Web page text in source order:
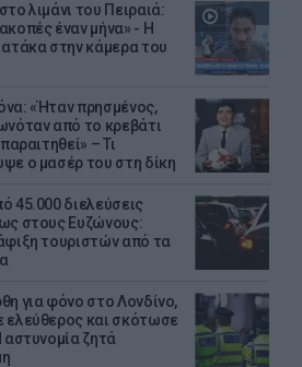
λιμάνι του Πειραιά:
έναν μήνα» - Η
ατάκα στην κάμερα του
«Ήταν πρησμένος,
από το κρεβάτι
– Τι
ο μασέρ του στη δίκη
45.000 διελεύσεις
στους Ευζώνους:
τουριστών από τα
για φόνο στο Λονδίνο,
ελεύθερος και σκότωσε
ζητά